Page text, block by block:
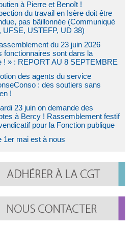
à Pierre et Benoît !
du travail en Isère doit être
pas bâillonnée (Communiqué
UFSE, USTEFP, UD 38)
du 23 juin 2026
fonctionnaires sont dans la
! » : REPORT AU 8 SEPTEMBRE
des agents du service
: des soutiers sans
!
23 juin on demande des
à Bercy ! Rassemblement festif
pour la Fonction publique
1er mai est à nous